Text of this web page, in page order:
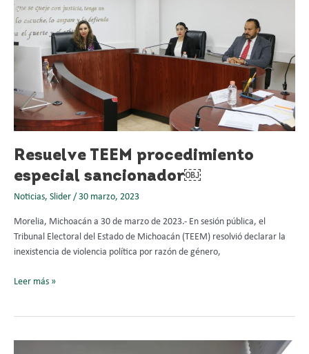
Resuelve TEEM procedimiento
especial sancionador￼
Noticias, Slider / 30 marzo, 2023
Morelia, Michoacán a 30 de marzo de 2023.- En sesión pública, el
Tribunal Electoral del Estado de Michoacán (TEEM) resolvió declarar la
inexistencia de violencia política por razón de género,
procedimiento
especial
sancionador
￼
Leer más »